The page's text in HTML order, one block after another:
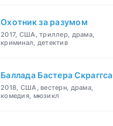
Охотник за разумом
2017, США, триллер, драма,
криминал, детектив
Баллада Бастера Скраггса
2018, США, вестерн, драма,
комедия, мюзикл